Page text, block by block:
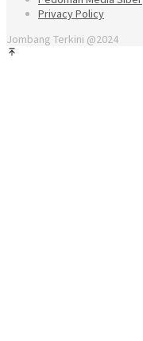
Privacy Policy
Jombang Terkini @2024